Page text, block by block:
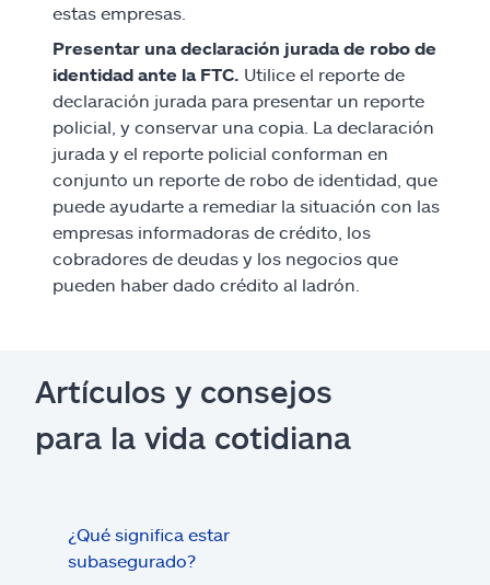
estas empresas.
Presentar una declaración jurada de robo de
identidad ante la FTC. Utilice el reporte de
declaración jurada para presentar un reporte
policial, y conservar una copia. La declaración
jurada y el reporte policial conforman en
conjunto un reporte de robo de identidad, que
puede ayudarte a remediar la situación con las
empresas informadoras de crédito, los
cobradores de deudas y los negocios que
pueden haber dado crédito al ladrón.
Artículos y consejos
para la vida cotidiana
¿Qué significa estar
subasegurado?